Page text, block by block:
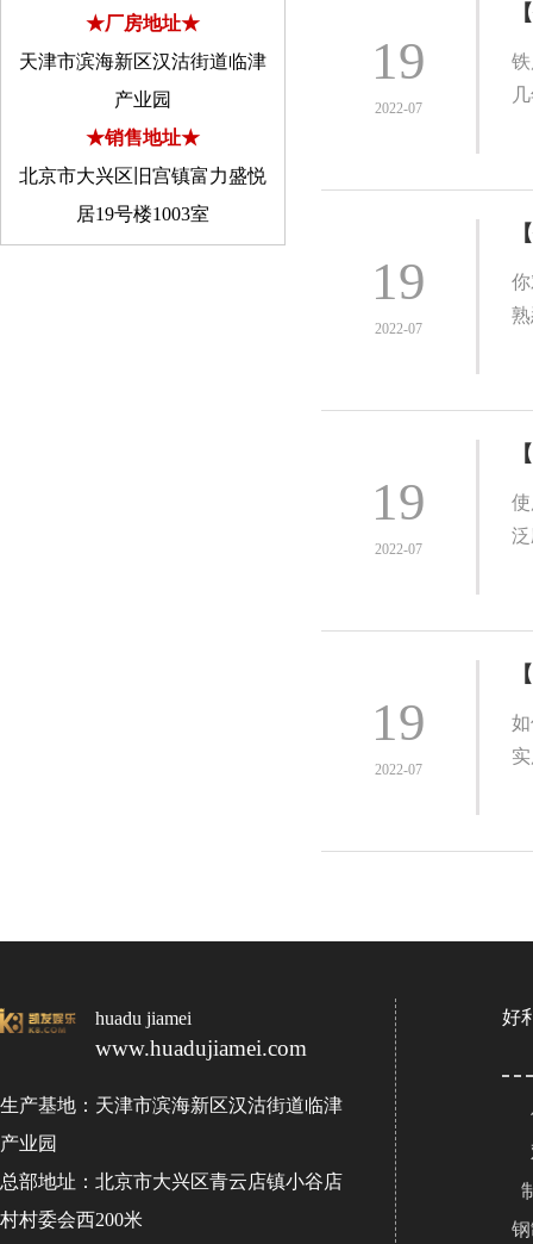
★厂房地址★
天津市滨海新区汉沽街道临津
产业园
★销售地址★
北京市大兴区旧宫镇富力盛悦
居19号楼1003室
19
2022-07
19
2022-07
19
2022-07
19
2022-07
huadu jiamei
www.huadujiamei.com
生产基地：天津市滨海新区汉沽街道临津
产业园
总部地址：北京市大兴区青云店镇小谷店
村村委会西200米
好